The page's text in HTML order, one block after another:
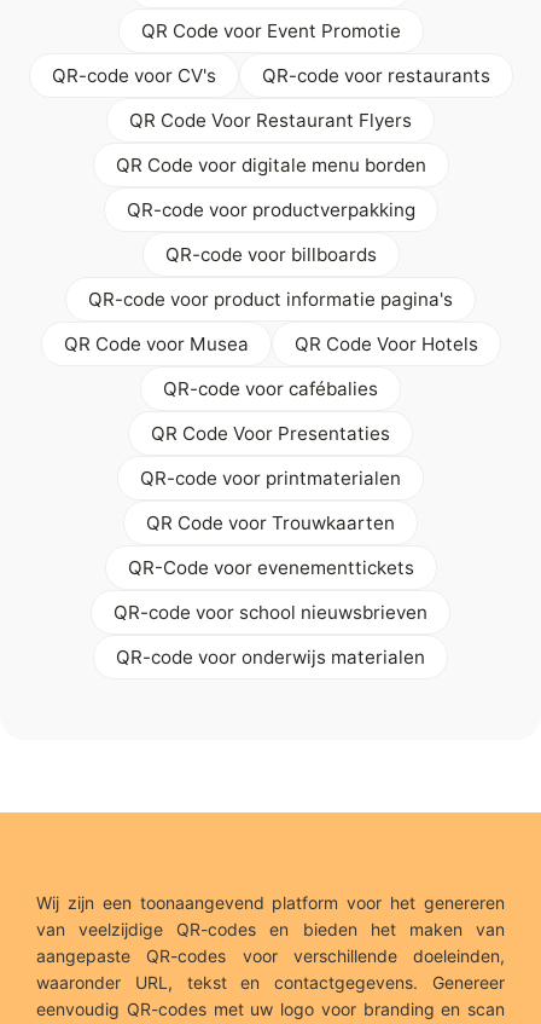
QR Code voor Event Promotie
QR-code voor CV's
QR-code voor restaurants
QR Code Voor Restaurant Flyers
QR Code voor digitale menu borden
QR-code voor productverpakking
QR-code voor billboards
QR-code voor product informatie pagina's
QR Code voor Musea
QR Code Voor Hotels
QR-code voor cafébalies
QR Code Voor Presentaties
QR-code voor printmaterialen
QR Code voor Trouwkaarten
QR-Code voor evenementtickets
QR-code voor school nieuwsbrieven
QR-code voor onderwijs materialen
Wij zijn een toonaangevend platform voor het genereren
van veelzijdige QR-codes en bieden het maken van
aangepaste QR-codes voor verschillende doeleinden,
waaronder URL, tekst en contactgegevens. Genereer
eenvoudig QR-codes met uw logo voor branding en scan